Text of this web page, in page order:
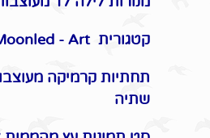
קטגורית Moonled - Art
תחתיות קרמיקה
שתיה